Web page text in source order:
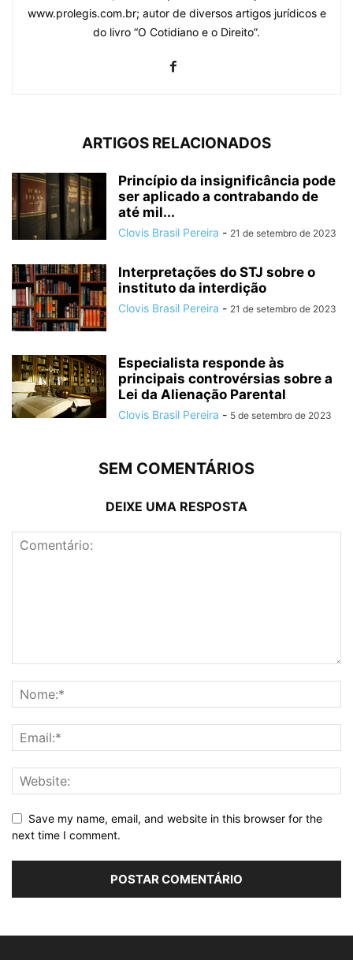
www.prolegis.com.br; autor de diversos artigos jurídicos e
do livro “O Cotidiano e o Direito”.
ARTIGOS RELACIONADOS
Princípio da insignificância pode
ser aplicado a contrabando de
até mil...
Clovis Brasil Pereira - 21 de setembro de 2023
Interpretações do STJ sobre o
instituto da interdição
Clovis Brasil Pereira - 21 de setembro de 2023
Especialista responde às
principais controvérsias sobre a
Lei da Alienação Parental
Clovis Brasil Pereira - 5 de setembro de 2023
SEM COMENTÁRIOS
DEIXE UMA RESPOSTA
Save my name, email, and website in this browser for the
next time I comment.